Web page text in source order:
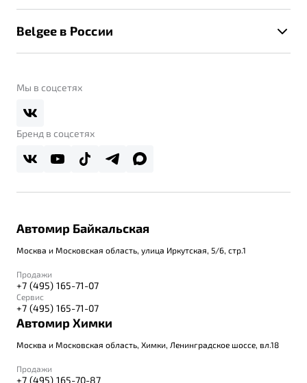
Калькулятор ТО
Помощь на дорогах
Belgee Линк
Реферальная программа
Belgee в России
О дилерском центре
Правовая информация
Мы в соцсетях
Бренд в соцсетях
Автомир Байкальская
Москва и Московская область, улица Иркутская, 5/6, стр.1
Продажи
+7 (495) 165-71-07
Сервис
+7 (495) 165-71-07
Автомир Химки
Москва и Московская область, Химки, Ленинградское шоссе, вл.18
Продажи
+7 (495) 165-70-87